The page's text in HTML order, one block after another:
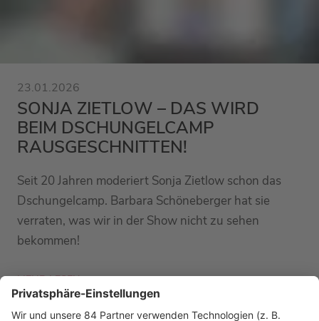
23.01.2026
SONJA ZIETLOW – DAS WIRD
BEIM DSCHUNGELCAMP
RAUSGESCHNITTEN!
Seit 20 Jahren moderiert Sonja Zietlow schon das
Dschungelcamp. Barbara Schöneberger hat sie
verraten, was wir in der Show nicht zu sehen
bekommen!
MEHR LESEN